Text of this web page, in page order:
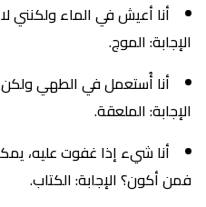
أنا أعيش في الماء ولكنني
الإجابة: الموج.
أنا أُستعمل في الطهي
الإجابة: الملعقة.
أنا شيء إذا غفوت عليه،
فمن أكون؟ الإجابة: الكتاب.